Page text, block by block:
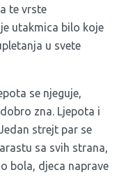
te vrste
utakmica bilo koje
u svete
se njeguje,
zna. Ljepota i
strejt par se
sa svih strana,
bola, djeca naprave